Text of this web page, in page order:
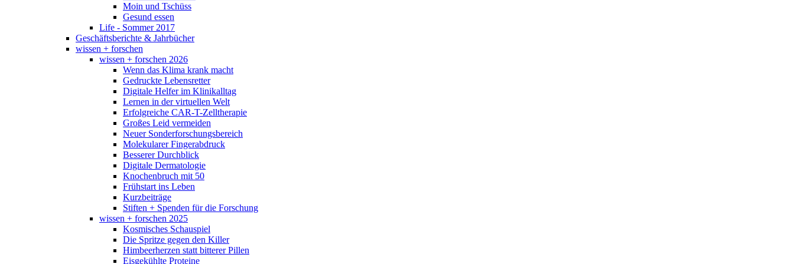
Moin und Tschüss
Gesund essen
Life - Sommer 2017
Geschäftsberichte & Jahrbücher
wissen + forschen
wissen + forschen 2026
Wenn das Klima krank macht
Gedruckte Lebensretter
Digitale Helfer im Klinikalltag
Lernen in der virtuellen Welt
Erfolgreiche CAR-T-Zelltherapie
Großes Leid vermeiden
Neuer Sonderforschungsbereich
Molekularer Fingerabdruck
Besserer Durchblick
Digitale Dermatologie
Knochenbruch mit 50
Frühstart ins Leben
Kurzbeiträge
Stiften + Spenden für die Forschung
wissen + forschen 2025
Kosmisches Schauspiel
Die Spritze gegen den Killer
Himbeerherzen statt bitterer Pillen
Eisgekühlte Proteine